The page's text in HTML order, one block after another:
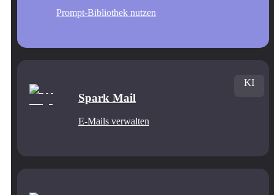
Prompt-Bibliothek nutzen
Spark Mail
E-Mails verwalten
KI